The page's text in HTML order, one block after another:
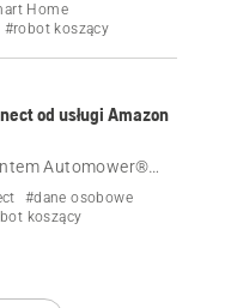
Home
#robot koszący
od usługi Amazon
Automower®
#dane osobowe
koszący